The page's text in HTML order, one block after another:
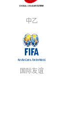
中乙
国际友谊